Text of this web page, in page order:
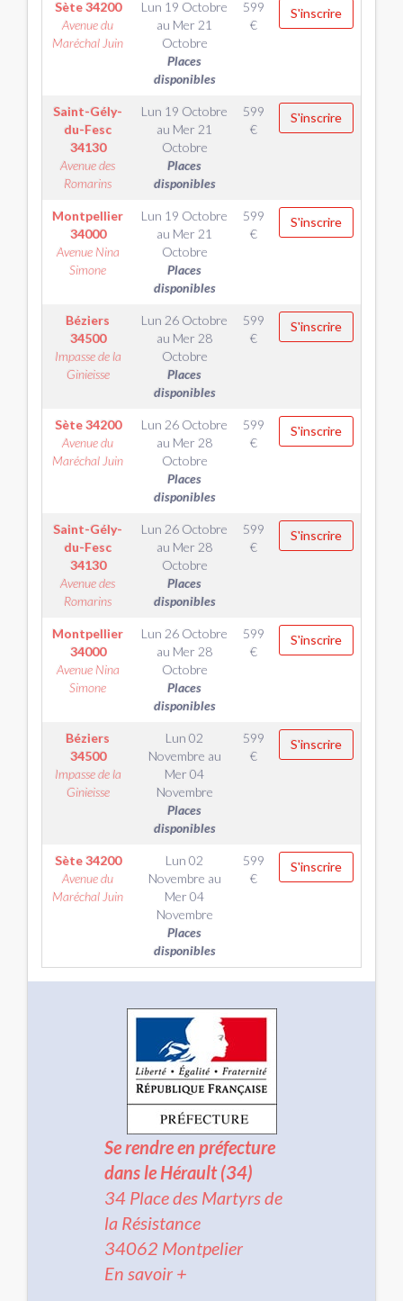
Sète34200
Avenue du
Maréchal Juin
Lun 19 Octobre
au Mer 21
Octobre
Places
disponibles
599
€
S'inscrire
Saint-Gély-
du-Fesc
34130
Avenue des
Romarins
Lun 19 Octobre
au Mer 21
Octobre
Places
disponibles
599
€
S'inscrire
Montpellier
34000
Avenue Nina
Simone
Lun 19 Octobre
au Mer 21
Octobre
Places
disponibles
599
€
S'inscrire
Béziers
34500
Impasse de la
Ginieisse
Lun 26 Octobre
au Mer 28
Octobre
Places
disponibles
599
€
S'inscrire
Sète34200
Avenue du
Maréchal Juin
Lun 26 Octobre
au Mer 28
Octobre
Places
disponibles
599
€
S'inscrire
Saint-Gély-
du-Fesc
34130
Avenue des
Romarins
Lun 26 Octobre
au Mer 28
Octobre
Places
disponibles
599
€
S'inscrire
Montpellier
34000
Avenue Nina
Simone
Lun 26 Octobre
au Mer 28
Octobre
Places
disponibles
599
€
S'inscrire
Béziers
34500
Impasse de la
Ginieisse
Lun 02
Novembre au
Mer 04
Novembre
Places
disponibles
599
€
S'inscrire
Sète34200
Avenue du
Maréchal Juin
Lun 02
Novembre au
Mer 04
Novembre
Places
disponibles
599
€
S'inscrire
Se rendre en préfecture
dans le Hérault (34)
34 Place des Martyrs de
la Résistance
34062 Montpelier
En savoir +